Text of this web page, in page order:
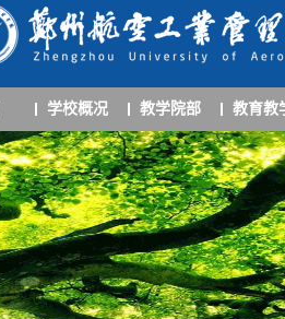
学校概况 教学院部 教育教